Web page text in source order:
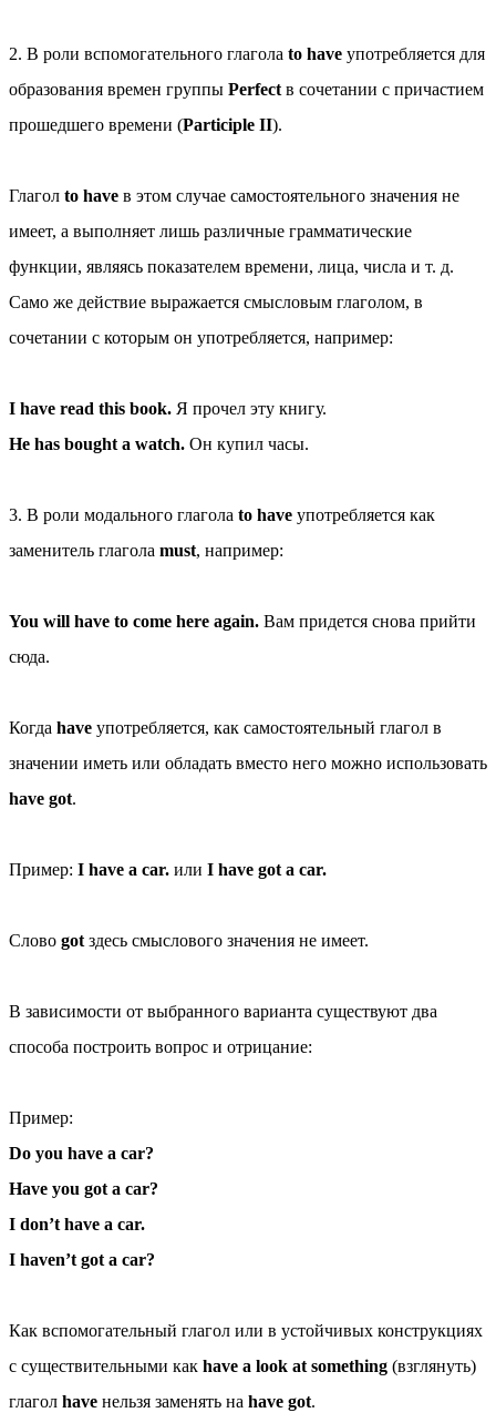
2. В роли вспомогательного глагола to have употребляется для
образования времен группы Perfect в сочетании с причастием
прошедшего времени (Participle II).
Глагол to have в этом случае самостоятельного значения не
имеет, а выполняет лишь различные грамматические
функции, являясь показателем времени, лица, числа и т. д.
Само же действие выражается смысловым глаголом, в
сочетании с которым он употребляется, например:
I have read this book. Я прочел эту книгу.
He has bought a watch. Он купил часы.
3. В роли модального глагола to have употребляется как
заменитель глагола must, например:
You will have to come here again. Вам придется снова прийти
сюда.
Когда have употребляется, как самостоятельный глагол в
значении иметь или обладать вместо него можно использовать
have got.
Пример: I have a car. или I have got a car.
Слово got здесь смыслового значения не имеет.
В зависимости от выбранного варианта существуют два
способа построить вопрос и отрицание:
Пример:
Do you have a car?
Have you got a car?
I don’t have a car.
I haven’t got a car?
Как вспомогательный глагол или в устойчивых конструкциях
с существительными как have a look at something (взглянуть)
глагол have нельзя заменять на have got.